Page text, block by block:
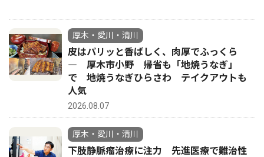
厚木・愛川・清川
皮はパリッと香ばしく、肉厚でふっくら
― 厚木市小野 帰省も「地焼うなぎ」
で 地焼うなぎひらさわ テイクアウトも
人気
2026.08.07
厚木・愛川・清川
下肢静脈瘤治療に注力 先進医療で難治性